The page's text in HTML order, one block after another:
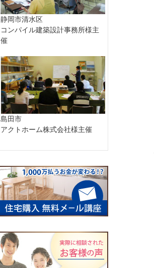
静岡市清水区
コンパイル建築設計事務所様主
催
島田市
アクトホーム株式会社様主催